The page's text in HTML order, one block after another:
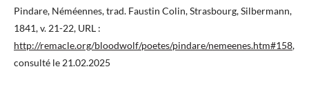
Pindare, Néméennes, trad. Faustin Colin, Strasbourg, Silbermann,
1841, v. 21-22, URL :
http://remacle.org/bloodwolf/poetes/pindare/nemeenes.htm#158,
consulté le 21.02.2025